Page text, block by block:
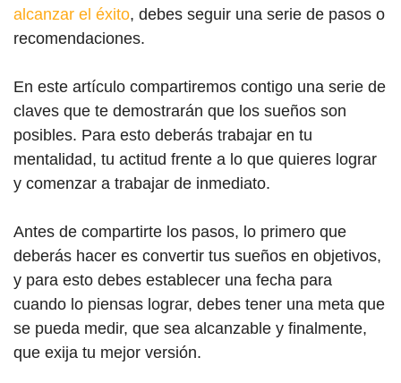
alcanzar el éxito, debes seguir una serie de pasos o
recomendaciones.
En este artículo compartiremos contigo una serie de
claves que te demostrarán que los sueños son
posibles. Para esto deberás trabajar en tu
mentalidad, tu actitud frente a lo que quieres lograr
y comenzar a trabajar de inmediato.
Antes de compartirte los pasos, lo primero que
deberás hacer es convertir tus sueños en objetivos,
y para esto debes establecer una fecha para
cuando lo piensas lograr, debes tener una meta que
se pueda medir, que sea alcanzable y finalmente,
que exija tu mejor versión.